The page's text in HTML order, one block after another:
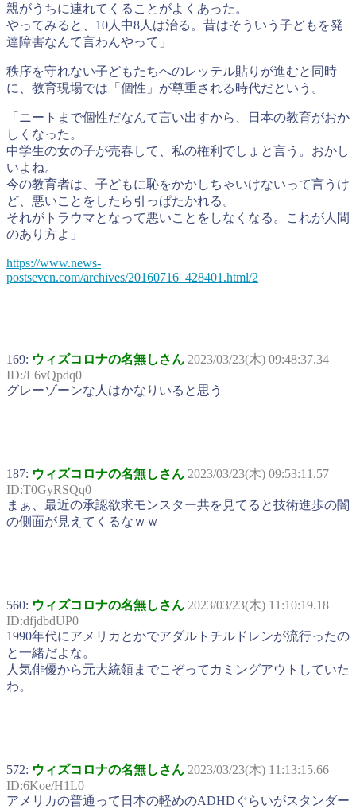
親がうちに連れてくることがよくあった。
やってみると、10人中8人は治る。昔はそういう子どもを発
達障害なんて言わんやって」
秩序を守れない子どもたちへのレッテル貼りが進むと同時
に、教育現場では「個性」が尊重される時代だという。
「ニートまで個性だなんて言い出すから、日本の教育がおか
しくなった。
中学生の女の子が売春して、私の権利でしょと言う。おかし
いよね。
今の教育者は、子どもに恥をかかしちゃいけないって言うけ
ど、悪いことをしたら引っぱたかれる。
それがトラウマとなって悪いことをしなくなる。これが人間
のあり方よ」
https://www.news-
postseven.com/archives/20160716_428401.html/2
169: ウィズコロナの名無しさん 2023/03/23(木) 09:48:37.34
ID:/L6vQpdq0
グレーゾーンな人はかなりいると思う
187: ウィズコロナの名無しさん 2023/03/23(木) 09:53:11.57
ID:T0GyRSQq0
まぁ、最近の承認欲求モンスター共を見てると技術進歩の闇
の側面が見えてくるなｗｗ
560: ウィズコロナの名無しさん 2023/03/23(木) 11:10:19.18
ID:dfjdbdUP0
1990年代にアメリカとかでアダルトチルドレンが流行ったの
と一緒だよな。
人気俳優から元大統領までこぞってカミングアウトしていた
わ。
572: ウィズコロナの名無しさん 2023/03/23(木) 11:13:15.66
ID:6Koe/H1L0
アメリカの普通って日本の軽めのADHDぐらいがスタンダー